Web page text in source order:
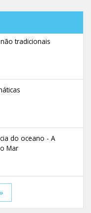
tradicionais
do oceano - A
Mar